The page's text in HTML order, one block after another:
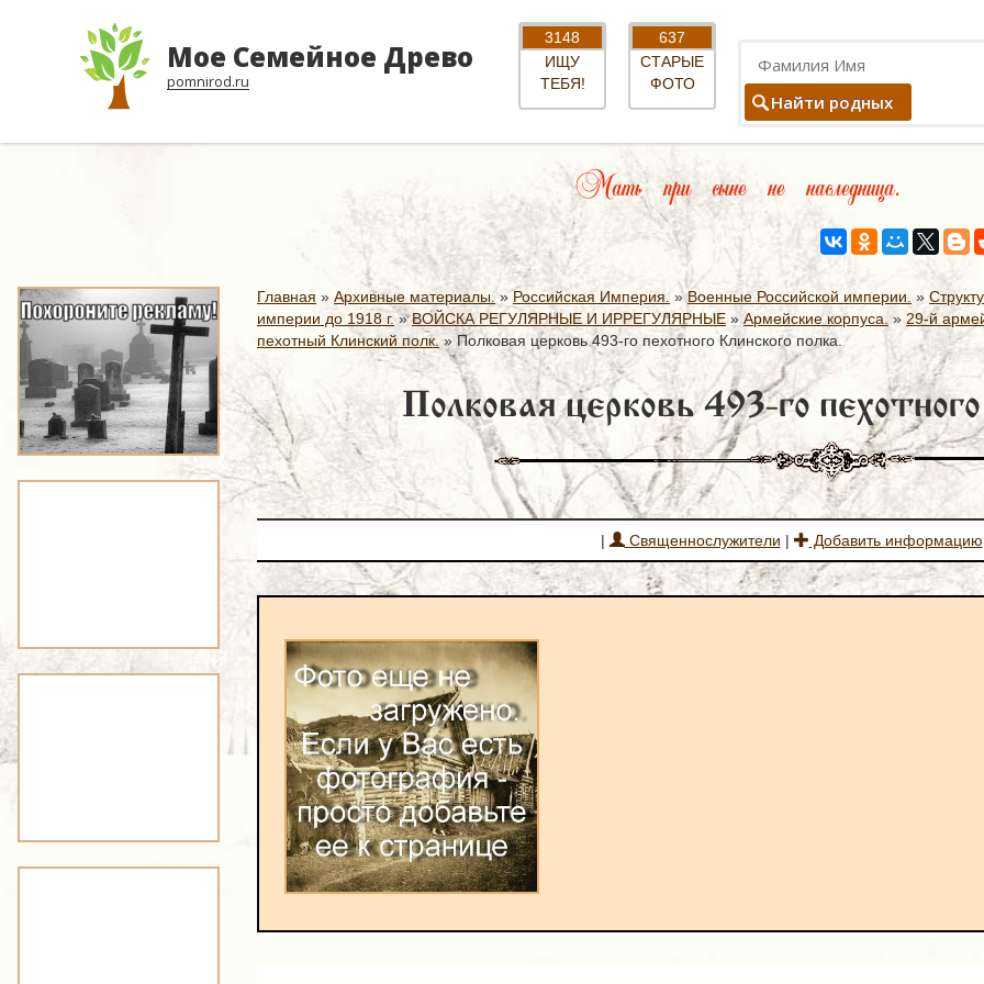
Мое Семейное Древо
pomnirod.ru
3148
ИЩУ
ТЕБЯ!
637
СТАРЫЕ
ФОТО
Найти родных
Мать при сыне не наследница.
Главная » Архивные материалы. »Российская Империя. »Военные Российской империи. »
империи до 1918 г.»ВОЙСКА РЕГУЛЯРНЫЕ И ИРРЕГУЛЯРНЫЕ » Армейские корпуса. » 29-й
пехотный Клинский полк.»Полковая церковь 493-го пехотного Клинского полка.
Полковая церковь 493-го
| Священнослужители | Добавить информацию